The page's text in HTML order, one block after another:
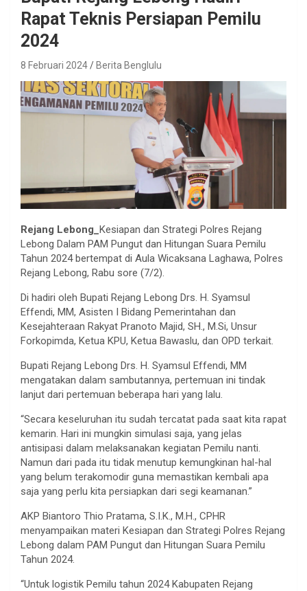
Rapat Teknis Persiapan Pemilu
2024
8 Februari 2024 Berita Benglulu
Rejang Lebong_ Kesiapan dan Strategi Polres Rejang
Lebong Dalam PAM Pungut dan Hitungan Suara Pemilu
Tahun 2024 bertempat di Aula Wicaksana Laghawa, Polres
Rejang Lebong, Rabu sore (7/2).
Di hadiri oleh Bupati Rejang Lebong Drs. H. Syamsul
Effendi, MM, Asisten I Bidang Pemerintahan dan
Kesejahteraan Rakyat Pranoto Majid, SH., M.Si, Unsur
Forkopimda, Ketua KPU, Ketua Bawaslu, dan OPD terkait.
Bupati Rejang Lebong Drs. H. Syamsul Effendi, MM
mengatakan dalam sambutannya, pertemuan ini tindak
lanjut dari pertemuan beberapa hari yang lalu.
“Secara keseluruhan itu sudah tercatat pada saat kita rapat
kemarin. Hari ini mungkin simulasi saja, yang jelas
antisipasi dalam melaksanakan kegiatan Pemilu nanti.
Namun dari pada itu tidak menutup kemungkinan hal-hal
yang belum terakomodir guna memastikan kembali apa
saja yang perlu kita persiapkan dari segi keamanan.”
AKP Biantoro Thio Pratama, S.I.K., M.H., CPHR
menyampaikan materi Kesiapan dan Strategi Polres Rejang
Lebong dalam PAM Pungut dan Hitungan Suara Pemilu
Tahun 2024.
“Untuk logistik Pemilu tahun 2024 Kabupaten Rejang